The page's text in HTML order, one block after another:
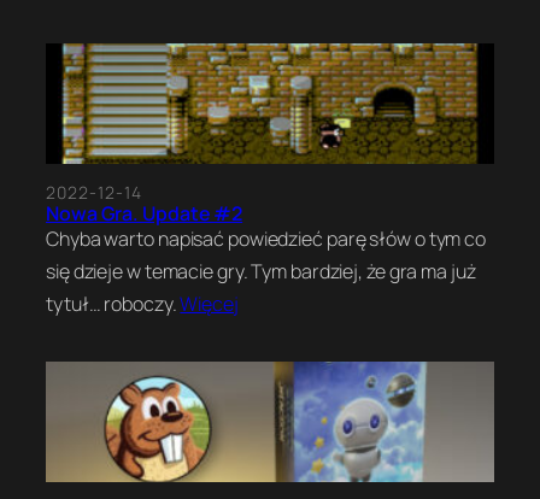
2022-12-14
Nowa Gra. Update #2
Chyba warto napisać powiedzieć parę słów o tym co
się dzieje w temacie gry. Tym bardziej, że gra ma już
tytuł… roboczy.Więcej